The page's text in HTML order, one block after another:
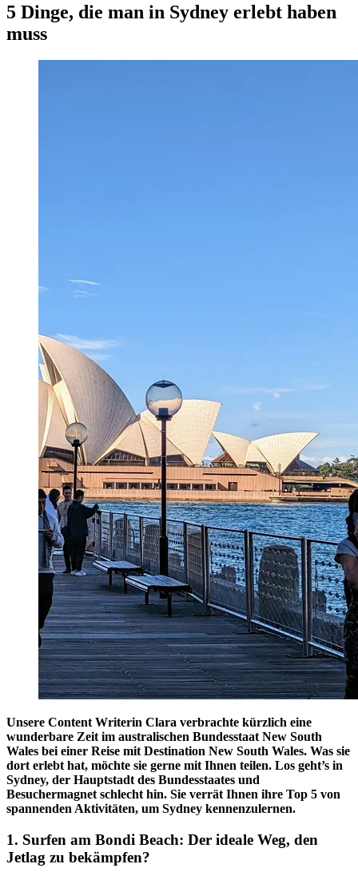
5 Dinge, die man in Sydney erlebt haben
muss
Unsere Content Writerin Clara verbrachte kürzlich eine
wunderbare Zeit im australischen Bundesstaat New South
Wales bei einer Reise mit Destination New South Wales. Was sie
dort erlebt hat, möchte sie gerne mit Ihnen teilen. Los geht’s in
Sydney, der Hauptstadt des Bundesstaates und
Besuchermagnet schlecht hin. Sie verrät Ihnen ihre Top 5 von
spannenden Aktivitäten, um Sydney kennenzulernen.
1. Surfen am Bondi Beach: Der ideale Weg, den
Jetlag zu bekämpfen?